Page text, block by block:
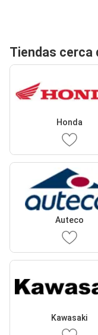
Tiendas cerca
Honda
Auteco
Kawasaki